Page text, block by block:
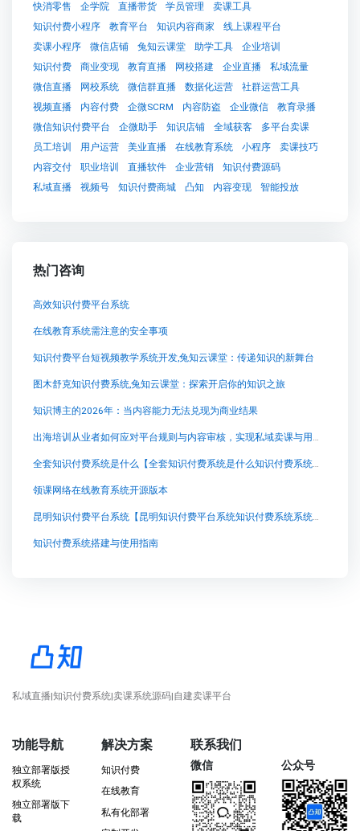
快消零售 企学院 直播带货 学员管理
卖课工具
知识付费小程序
教育平台 知识内容商家
线上课程平台
卖课小程序
微信店铺 兔知云课堂 助学工具
企业培训
知识付费
商业变现 教育直播 网校搭建 企业直播
私域流量
微信直播
网校系统 微信群直播 数据化运营
社群运营工具
视频直播
内容付费 企微SCRM 内容防盗 企业微信
教育录播
微信知识付费平台
企微助手 知识店铺 全域获客
多平台卖课
员工培训
用户运营 美业直播 在线教育系统 小程序
卖课技巧
内容交付
职业培训 直播软件 企业营销
知识付费源码
私域直播
视频号 知识付费商城 凸知 内容变现 智能投放
热门咨询
高效知识付费平台系统
在线教育系统需注意的安全事项
知识付费平台短视频教学系统开发,兔知云课堂：传递知识的新舞台
图木舒克知识付费系统,兔知云课堂：探索开启你的知识之旅
知识博主的2026年：当内容能力无法兑现为商业结果
出海培训从业者如何应对平台规则与内容审核，实现私域卖课与用户数据沉淀
全套知识付费系统是什么【全套知识付费系统是什么知识付费系统系统怎么制作，知识付费系统搭建使用教程】
领课网络在线教育系统开源版本
昆明知识付费平台系统【昆明知识付费平台系统知识付费系统系统怎么制作，知识付费系统搭建使用教程】
知识付费系统搭建与使用指南
私域直播|知识付费系统|卖课系统源码|自建卖课平台
功能导航
独立部署版授
权系统
独立部署版下
载
解决方案
知识付费
在线教育
私有化部署
联系我们
微信 公众号